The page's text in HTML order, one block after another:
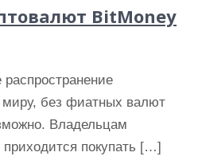
BitMoney
миру, без фиатных валют
Владельцам
покупать […]